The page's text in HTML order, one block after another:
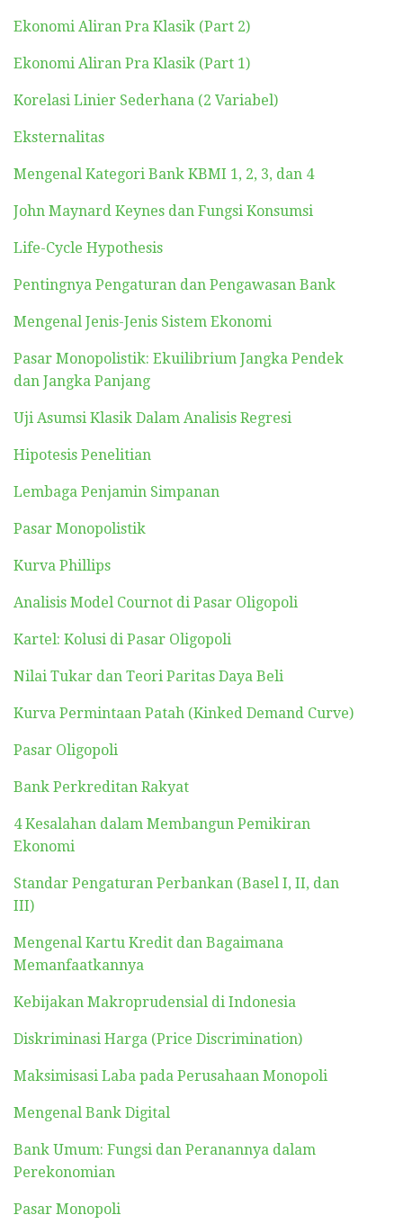
Ekonomi Aliran Pra Klasik (Part 2)
Ekonomi Aliran Pra Klasik (Part 1)
Korelasi Linier Sederhana (2 Variabel)
Eksternalitas
Mengenal Kategori Bank KBMI 1, 2, 3, dan 4
John Maynard Keynes dan Fungsi Konsumsi
Life-Cycle Hypothesis
Pentingnya Pengaturan dan Pengawasan Bank
Mengenal Jenis-Jenis Sistem Ekonomi
Pasar Monopolistik: Ekuilibrium Jangka Pendek
dan Jangka Panjang
Uji Asumsi Klasik Dalam Analisis Regresi
Hipotesis Penelitian
Lembaga Penjamin Simpanan
Pasar Monopolistik
Kurva Phillips
Analisis Model Cournot di Pasar Oligopoli
Kartel: Kolusi di Pasar Oligopoli
Nilai Tukar dan Teori Paritas Daya Beli
Kurva Permintaan Patah (Kinked Demand Curve)
Pasar Oligopoli
Bank Perkreditan Rakyat
4 Kesalahan dalam Membangun Pemikiran
Ekonomi
Standar Pengaturan Perbankan (Basel I, II, dan
III)
Mengenal Kartu Kredit dan Bagaimana
Memanfaatkannya
Kebijakan Makroprudensial di Indonesia
Diskriminasi Harga (Price Discrimination)
Maksimisasi Laba pada Perusahaan Monopoli
Mengenal Bank Digital
Bank Umum: Fungsi dan Peranannya dalam
Perekonomian
Pasar Monopoli